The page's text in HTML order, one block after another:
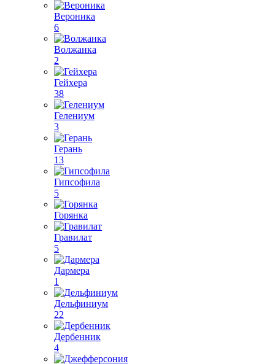
Вероника
6
Волжанка
2
Гейхера
38
Гелениум
3
Герань
13
Гипсофила
5
Горянка
Гравилат
5
Дармера
1
Дельфиниум
22
Дербенник
4